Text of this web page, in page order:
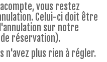
vous restez
Celui-ci doit être
sur notre
réservation).
n'avez plus rien à régler.